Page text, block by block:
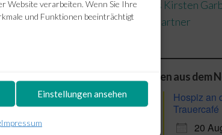
Website verarbeiten. Wenn Sie Ihre
und Funktionen beeinträchtigt
Einstellungen ansehen
Impressum
Hausarztpraxis Kirsten
Kooperationspartner
Veranstaltungen aus dem
20
Hospiz an
Trauercafé
20